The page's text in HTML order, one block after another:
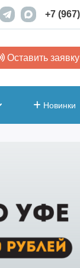
+7
Оставить заявку
Новинки